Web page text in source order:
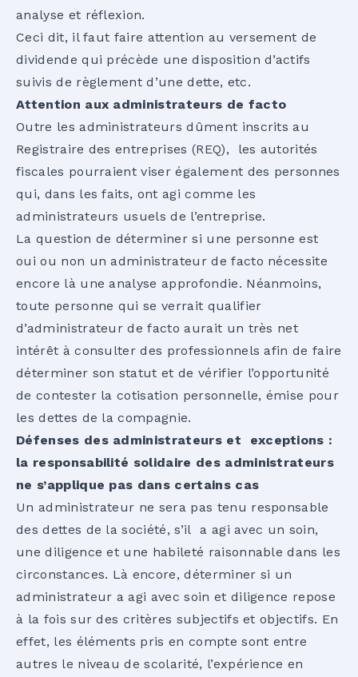
analyse et réflexion.
Ceci dit, il faut faire attention au versement de
dividende qui précède une disposition d’actifs
suivis de règlement d’une dette, etc.
Attention aux administrateurs de facto
Outre les administrateurs dûment inscrits au
Registraire des entreprises (REQ), les autorités
fiscales pourraient viser également des personnes
qui, dans les faits, ont agi comme les
administrateurs usuels de l’entreprise.
La question de déterminer si une personne est
oui ou non un administrateur de facto nécessite
encore là une analyse approfondie. Néanmoins,
toute personne qui se verrait qualifier
d’administrateur de facto aurait un très net
intérêt à consulter des professionnels afin de faire
déterminer son statut et de vérifier l’opportunité
de contester la cotisation personnelle, émise pour
les dettes de la compagnie.
Défenses des administrateurs et exceptions :
la responsabilité solidaire des administrateurs
ne s’applique pas dans certains cas
Un administrateur ne sera pas tenu responsable
des dettes de la société, s’il a agi avec un soin,
une diligence et une habileté raisonnable dans les
circonstances. Là encore, déterminer si un
administrateur a agi avec soin et diligence repose
à la fois sur des critères subjectifs et objectifs. En
effet, les éléments pris en compte sont entre
autres le niveau de scolarité, l’expérience en